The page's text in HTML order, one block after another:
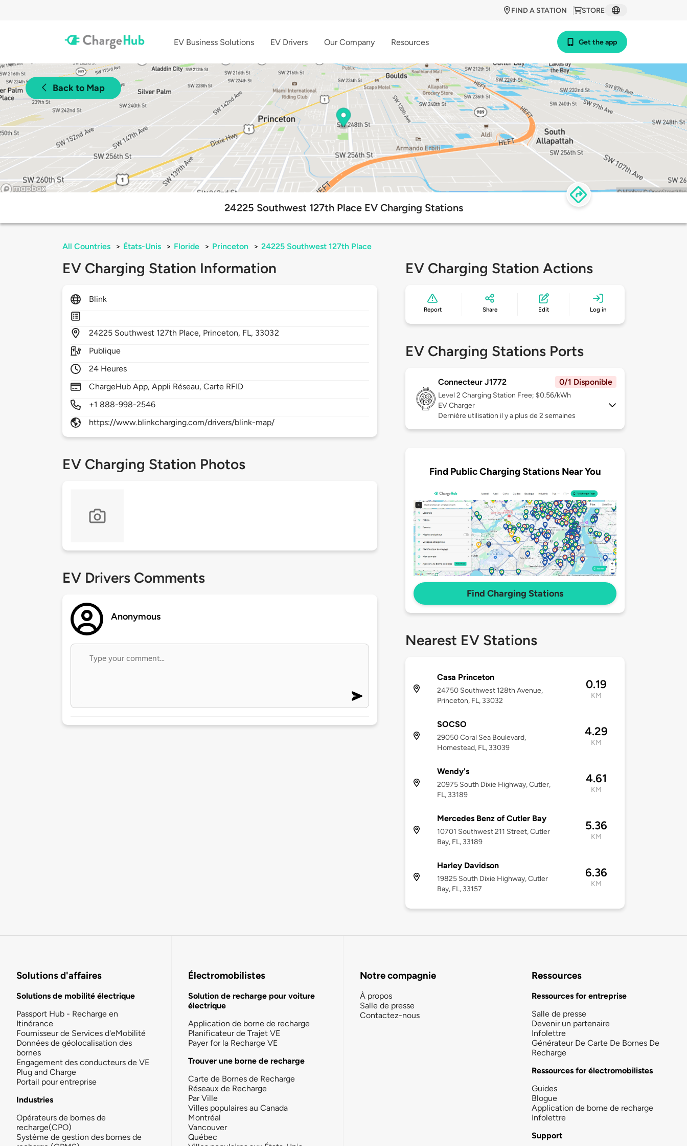
STORE
FIND A STATION
EV Business Solutions EV Drivers Our Company Resources Get the app
Back to Map
24225 Southwest 127th Place EV Charging Stations
All Countries > États-Unis > Floride > Princeton > 24225 Southwest 127th Place
EV Charging Station Information
Blink
24225 Southwest 127th Place, Princeton, FL, 33032
Publique
24 Heures
ChargeHub App, Appli Réseau, Carte RFID
+1 888-998-2546
https://www.blinkcharging.com/drivers/blink-map/
EV Charging Station Photos
EV Drivers Comments
Anonymous
EV Charging Station Actions
Report Share Edit Log in
EV Charging Stations Ports
Connecteur J1772 0/1 Disponible
Level 2 Charging Station Free; $0.56/kWh
EV Charger
Dernière utilisation il y a plus de 2 semaines
Find Public Charging Stations Near You
Find Charging Stations
Nearest EV Stations
Casa Princeton
24750 Southwest 128th Avenue,
Princeton, FL, 33032
0.19
KM
SOCSO
29050 Coral Sea Boulevard,
Homestead, FL, 33039
4.29
KM
Wendy's
20975 South Dixie Highway, Cutler,
FL, 33189
4.61
KM
Mercedes Benz of Cutler Bay
10701 Southwest 211 Street, Cutler
Bay, FL, 33189
5.36
KM
Harley Davidson
19825 South Dixie Highway, Cutler
Bay, FL, 33157
6.36
KM
Solutions d'affaires
Solutions de mobilité électrique
Passport Hub - Recharge en
Itinérance
Fournisseur de Services d'eMobilité
Données de géolocalisation des
bornes
Engagement des conducteurs de VE
Plug and Charge
Portail pour entreprise
Industries
Opérateurs de bornes de
recharge(CPO)
Système de gestion des bornes de
Électromobilistes
Solution de recharge pour voiture
électrique
Application de borne de recharge
Planificateur de Trajet VE
Payer for la Recharge VE
Trouver une borne de recharge
Carte de Bornes de Recharge
Réseaux de Recharge
Par Ville
Villes populaires au Canada
Montréal
Vancouver
Québec
Notre compagnie
À propos
Salle de presse
Contactez-nous
Ressources
Ressources for entreprise
Salle de presse
Devenir un partenaire
Infolettre
Générateur De Carte De Bornes De
Recharge
Ressources for électromobilistes
Guides
Blogue
Application de borne de recharge
Infolettre
Support